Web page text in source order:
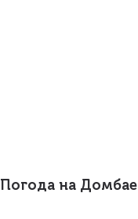
Погода на Домбае